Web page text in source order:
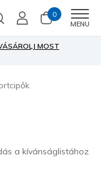
0
MENU
Csatlakozz most
a kívánságlistához
csökkent: